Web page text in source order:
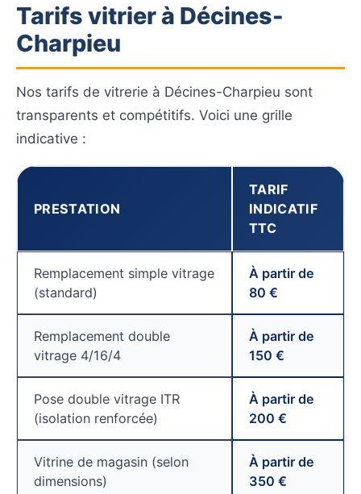
Tarifs vitrier à Décines-
Charpieu
Nos tarifs de vitrerie à Décines-Charpieu sont
transparents et compétitifs. Voici une grille
indicative :
PRESTATION
TARIF
INDICATIF
TTC
Remplacement simple vitrage
(standard)
À partir de
80 €
Remplacement double
vitrage 4/16/4
À partir de
150 €
Pose double vitrage ITR
(isolation renforcée)
À partir de
200 €
Vitrine de magasin (selon
dimensions)
À partir de
350 €